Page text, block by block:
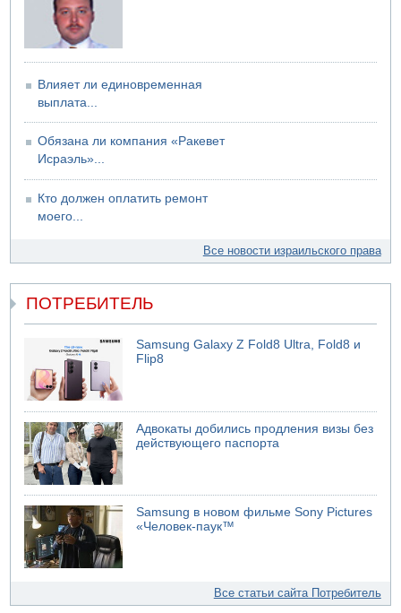
Влияет ли единовременная
выплата...
Обязана ли компания «Ракевет
Исраэль»...
Кто должен оплатить ремонт
моего...
Все новости израильского права
ПОТРЕБИТЕЛЬ
Samsung Galaxy Z Fold8 Ultra, Fold8 и
Flip8
Адвокаты добились продления визы без
действующего паспорта
Samsung в новом фильме Sony Pictures
«Человек-паук™
Все статьи сайта Потребитель